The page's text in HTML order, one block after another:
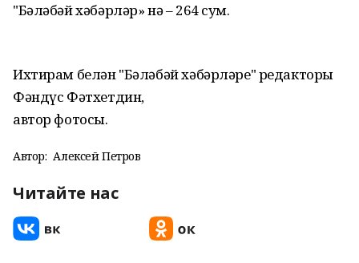
"Бәләбәй хәбәрләр» нә – 264 сум.
Ихтирам белән "Бәләбәй хәбәрләре" редакторы
Фәндүс Фәтхетдин,
автор фотосы.
Автор: Алексей Петров
Читайте нас